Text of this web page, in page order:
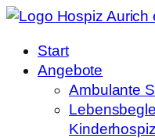
Start
Angebote
Ambulante